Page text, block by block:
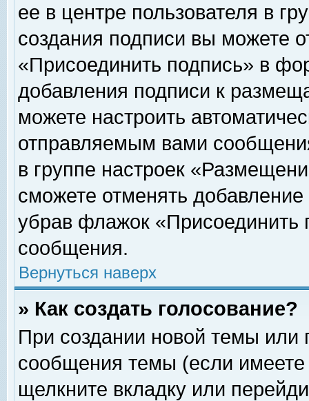
ее в центре пользователя в
создания подписи вы можете
«Присоединить подпись» в
добавления подписи к
можете настроить
отправляемым вами
в группе настроек
сможете отменять
убрав флажок «Присоединить
сообщения.
Вернуться наверх
» Как создать голосование?
При создании новой темы или
сообщения темы (если
щелкните вкладку или